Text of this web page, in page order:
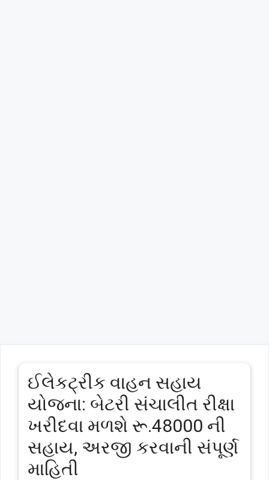
ઈલેકટ્રીક વાહન સહાય
યોજના: બેટરી સંચાલીત રીક્ષા
ખરીદવા મળશે રૂ.48000 ની
સહાય, અરજી કરવાની સંપૂર્ણ
માહિતી